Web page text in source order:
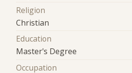
Religion
Christian
Education
Master's Degree
Occupation